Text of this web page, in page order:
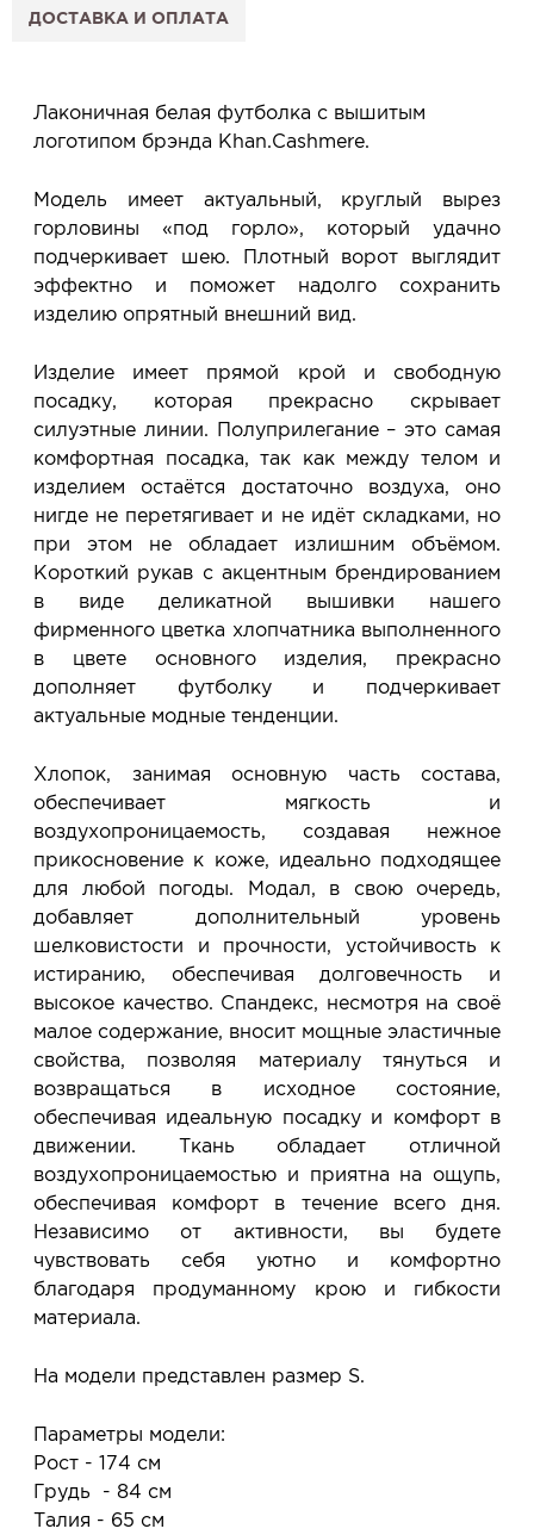
3. Заполните форму и отправьте заявку.
Услуга бесплатная и ни к чему не обязывает: Вы
примеряете в салоне и уже на месте решаете,
покупать или нет.
Планируйте визит в удобное для Вас время -
резерв действует 5 дней.
ДОСТАВКА И ОПЛАТА
Лаконичная белая футболка с вышитым
логотипом брэнда Khan.Cashmere.
Модель имеет актуальный, круглый вырез
горловины «под горло», который удачно
подчеркивает шею. Плотный ворот выглядит
эффектно и поможет надолго сохранить
изделию опрятный внешний вид.
Изделие имеет прямой крой и свободную
посадку, которая прекрасно скрывает
силуэтные линии. Полуприлегание – это самая
комфортная посадка, так как между телом и
изделием остаётся достаточно воздуха, оно
нигде не перетягивает и не идёт складками, но
при этом не обладает излишним объёмом.
Короткий рукав с акцентным брендированием
в виде деликатной вышивки нашего
фирменного цветка хлопчатника выполненного
в цвете основного изделия, прекрасно
дополняет футболку и подчеркивает
актуальные модные тенденции.
Хлопок, занимая основную часть состава,
обеспечивает мягкость и
воздухопроницаемость, создавая нежное
прикосновение к коже, идеально подходящее
для любой погоды. Модал, в свою очередь,
добавляет дополнительный уровень
шелковистости и прочности, устойчивость к
истиранию, обеспечивая долговечность и
высокое качество. Спандекс, несмотря на своё
малое содержание, вносит мощные эластичные
свойства, позволяя материалу тянуться и
возвращаться в исходное состояние,
обеспечивая идеальную посадку и комфорт в
движении. Ткань обладает отличной
воздухопроницаемостью и приятна на ощупь,
обеспечивая комфорт в течение всего дня.
Независимо от активности, вы будете
чувствовать себя уютно и комфортно
благодаря продуманному крою и гибкости
материала.
На модели представлен размер S.
Параметры модели:
Рост - 174 см
Грудь - 84 см
Талия - 65 см